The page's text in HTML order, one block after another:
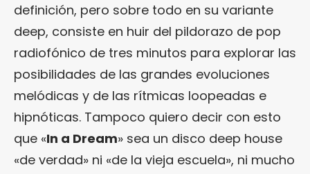
definición, pero sobre todo en su variante
deep, consiste en huir del pildorazo de pop
radiofónico de tres minutos para explorar las
posibilidades de las grandes evoluciones
melódicas y de las rítmicas loopeadas e
hipnóticas. Tampoco quiero decir con esto
que «In a Dream» sea un disco deep house
«de verdad» ni «de la vieja escuela», ni mucho